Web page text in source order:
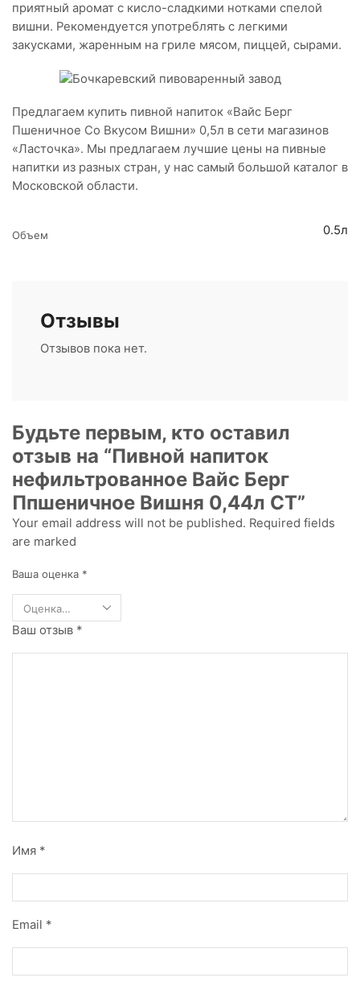
приятный аромат с кисло-сладкими нотками спелой
вишни. Рекомендуется употреблять с легкими
закусками, жаренным на гриле мясом, пиццей, сырами.
Предлагаем купить пивной напиток «Вайс Берг
Пшеничное Со Вкусом Вишни» 0,5л в сети магазинов
«Ласточка». Мы предлагаем лучшие цены на пивные
напитки из разных стран, у нас самый большой каталог в
Московской области.
Объем 0.5л
Отзывы
Отзывов пока нет.
Будьте первым, кто оставил
отзыв на “Пивной напиток
нефильтрованное Вайс Берг
Ппшеничное Вишня 0,44л СТ”
Your email address will not be published. Required fields
are marked
Ваша оценка *
Ваш отзыв *
Имя *
Email *